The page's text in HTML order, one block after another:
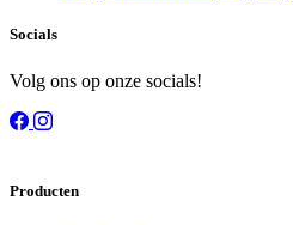
Socials
Volg ons op onze socials!
Producten